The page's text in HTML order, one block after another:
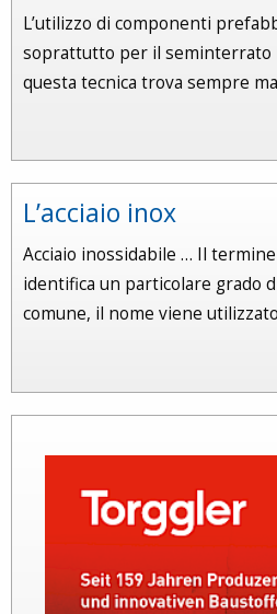
L’utilizzo di componenti
soprattutto per il seminterrato
questa tecnica trova sempre
L’acciaio inox
Acciaio inossidabile … Il
identifica un particolare grado
comune, il nome viene